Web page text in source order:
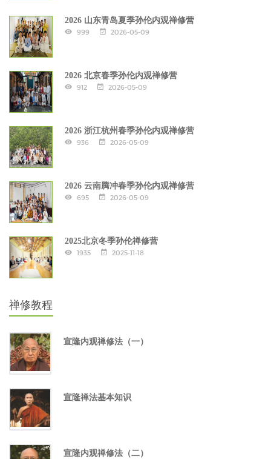
2026 山东青岛夏季孙伦内观禅修营
999 2026-05-09
2026 北京春季孙伦内观禅修营
912 2026-05-09
2026 浙江杭州春季孙伦内观禅修营
936 2026-05-09
2026 云南腾冲春季孙伦内观禅修营
695 2026-05-09
2025北京冬季孙伦禅修营
1935 2025-11-18
禅修教程
宣隆内观禅修法（一）
宣隆禅法基本知识
宣隆内观禅修法（二）